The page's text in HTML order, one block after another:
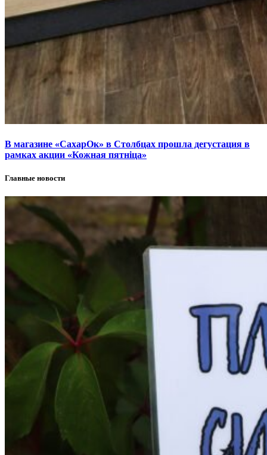
В магазине «СахарОк» в Столбцах прошла дегустация в
рамках акции «Кожная пятніца»
Главные новости